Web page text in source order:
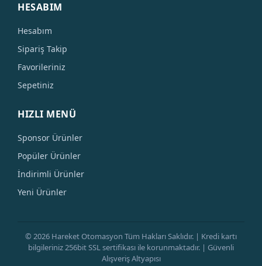
HESABIM
Hesabım
Sipariş Takip
Favorileriniz
Sepetiniz
HIZLI MENÜ
Sponsor Ürünler
Popüler Ürünler
İndirimli Ürünler
Yeni Ürünler
© 2026 Hareket Otomasyon Tüm Hakları Saklıdır. | Kredi kartı
bilgileriniz 256bit SSL sertifikası ile korunmaktadır. | Güvenli
Alışveriş Altyapısı